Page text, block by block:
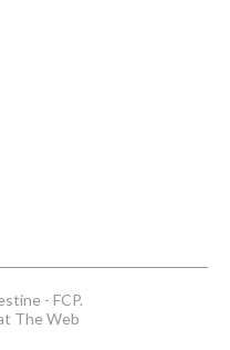
- FCP.
The Web